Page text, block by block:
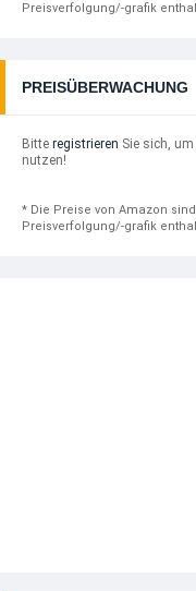
Preisverfolgung/-grafik
PREISÜBERWACHUNG
Bitte registrieren Sie sich,
nutzen!
* Die Preise von Amazon
Preisverfolgung/-grafik